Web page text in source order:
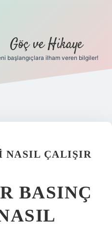
Göç ve Hikaye
başlangıçlara ilham veren bilgiler!
NASIL ÇALIŞIR
BASINÇ